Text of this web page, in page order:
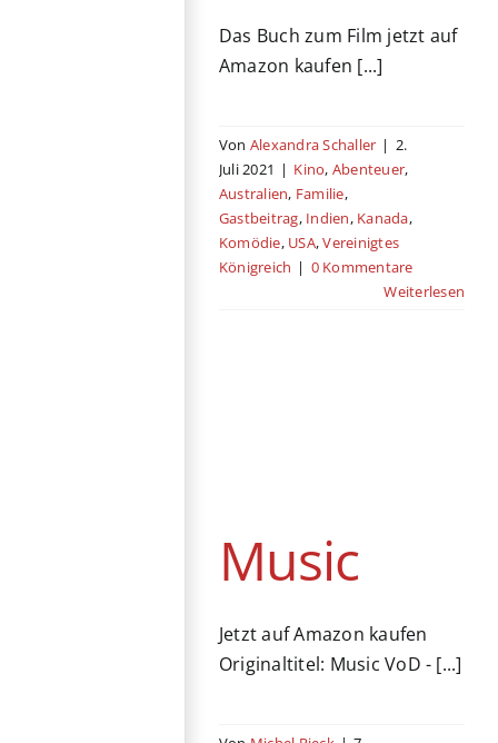
Das Buch zum Film jetzt auf
Amazon kaufen [...]
Von Alexandra Schaller | 2.
Juli 2021 | Kino, Abenteuer,
Australien, Familie,
Gastbeitrag, Indien, Kanada,
Komödie, USA,Vereinigtes
Königreich | 0 Kommentare
Weiterlesen
Music
Jetzt auf Amazon kaufen
Originaltitel: Music VoD - [...]